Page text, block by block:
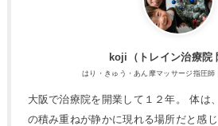
koji（トレ​イン治療院
はり・きゅう・あん摩マッサージ指圧師
大阪で治療院を開業して１２年。 体は
の積み重ねが静かに現れる場所だと感